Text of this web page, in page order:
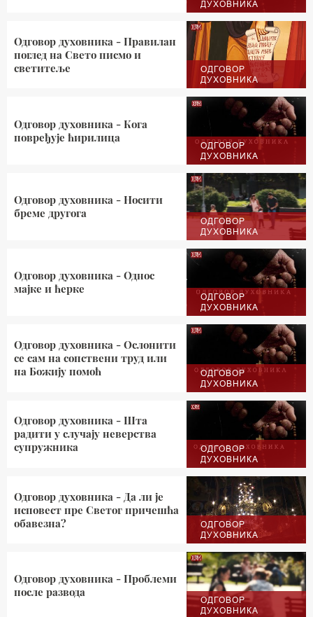
ДУХОВНИКА
ОДГОВОР
ДУХОВНИКА
Одговор духовника - Правилан
поглед на Свето писмо и
светитеље
ОДГОВОР
ДУХОВНИКА
Одговор духовника - Кога
повређује ћирилица
ОДГОВОР
ДУХОВНИКА
Одговор духовника - Носити
бреме другога
ОДГОВОР
ДУХОВНИКА
Одговор духовника - Однос
мајке и ћерке
ОДГОВОР
ДУХОВНИКА
Одговор духовника - Ослонити
се сам на сопствени труд или
на Божију помоћ
ОДГОВОР
ДУХОВНИКА
Одговор духовника - Шта
радити у случају неверства
супружника
ОДГОВОР
ДУХОВНИКА
Одговор духовника - Да ли је
исповест пре Светог причешћа
обавезна?
ОДГОВОР
ДУХОВНИКА
Одговор духовника - Проблеми
после развода